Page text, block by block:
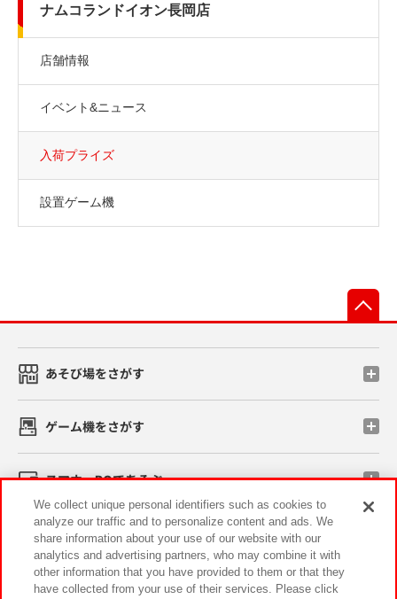
ナムコランドイオン長岡店
店舗情報
イベント&ニュース
入荷プライズ
設置ゲーム機
あそび場をさがす
ゲーム機をさがす
スマホ・PCであそぶ
イベント・キャンペーン
We collect unique personal identifiers such as cookies to
analyze our traffic and to personalize content and ads. We
share information about your use of our website with our
analytics and advertising partners, who may combine it with
other information that you have provided to them or that they
have collected from your use of their services. Please click